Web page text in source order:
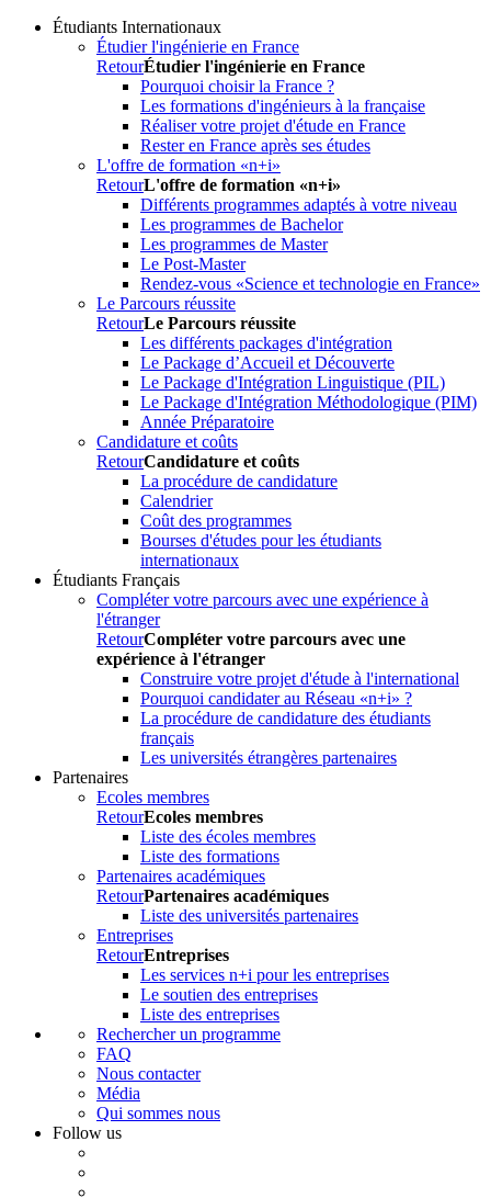
Étudiants Internationaux
Étudier l'ingénierie en France
RetourÉtudier l'ingénierie en France
Pourquoi choisir la France ?
Les formations d'ingénieurs à la française
Réaliser votre projet d'étude en France
Rester en France après ses études
L'offre de formation «n+i»
RetourL'offre de formation «n+i»
Différents programmes adaptés à votre niveau
Les programmes de Bachelor
Les programmes de Master
Le Post-Master
Rendez-vous «Science et technologie en France»
Le Parcours réussite
RetourLe Parcours réussite
Les différents packages d'intégration
Le Package d’Accueil et Découverte
Le Package d'Intégration Linguistique (PIL)
Le Package d'Intégration Méthodologique (PIM)
Année Préparatoire
Candidature et coûts
RetourCandidature et coûts
La procédure de candidature
Calendrier
Coût des programmes
Bourses d'études pour les étudiants
internationaux
Étudiants Français
Compléter votre parcours avec une expérience à
l'étranger
RetourCompléter votre parcours avec une
expérience à l'étranger
Construire votre projet d'étude à l'international
Pourquoi candidater au Réseau «n+i» ?
La procédure de candidature des étudiants
français
Les universités étrangères partenaires
Partenaires
Ecoles membres
RetourEcoles membres
Liste des écoles membres
Liste des formations
Partenaires académiques
RetourPartenaires académiques
Liste des universités partenaires
Entreprises
RetourEntreprises
Les services n+i pour les entreprises
Le soutien des entreprises
Liste des entreprises
Rechercher un programme
FAQ
Nous contacter
Média
Qui sommes nous
Follow us